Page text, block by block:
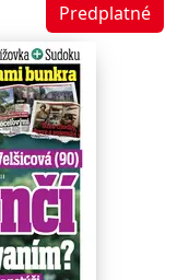
Predplatné